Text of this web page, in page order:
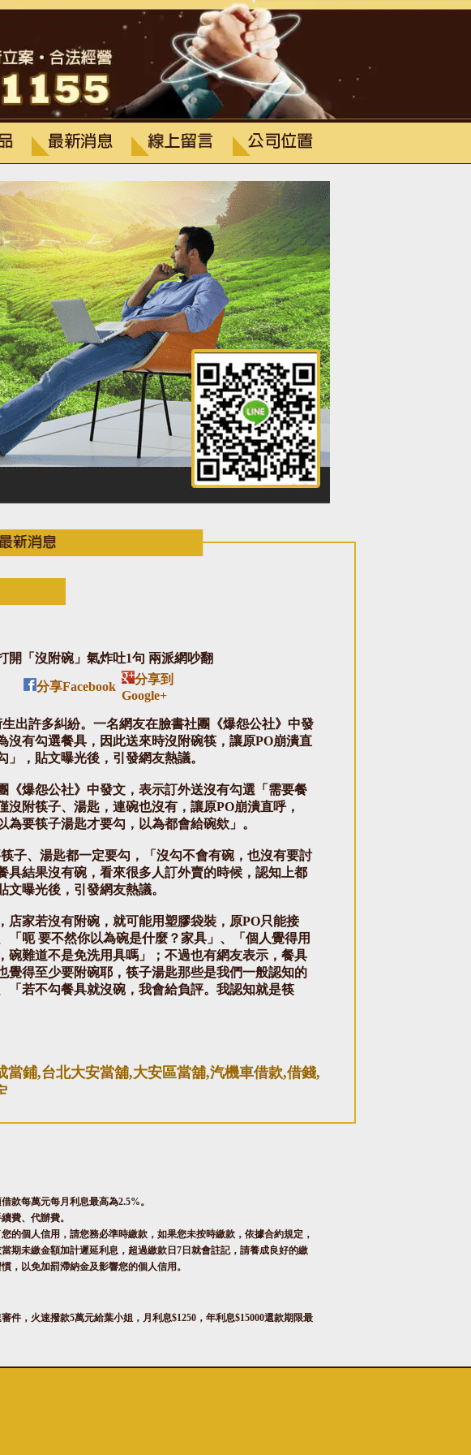
開「沒附碗」氣炸吐1句 兩派網吵翻
分享Facebook
分享到
Google+
出許多糾紛。一名網友在臉書社團《爆怨公社》中發
沒有勾選餐具，因此送來時沒附碗筷，讓原PO崩潰直
」，貼文曝光後，引發網友熱議。
《爆怨公社》中發文，表示訂外送沒有勾選「需要餐
沒附筷子、湯匙，連碗也沒有，讓原PO崩潰直呼，
為要筷子湯匙才要勾，以為都會給碗欸」。
子、湯匙都一定要勾，「沒勾不會有碗，也沒有要討
具結果沒有碗，看來很多人訂外賣的時候，認知上都
曝光後，引發網友熱議。
店家若沒有附碗，就可能用塑膠袋裝，原PO只能接
「呃 要不然你以為碗是什麼？家具」、「個人覺得用
碗難道不是免洗用具嗎」；不過也有網友表示，餐具
覺得至少要附碗耶，筷子湯匙那些是我們一般認知的
「若不勾餐具就沒碗，我會給負評。我認知就是筷
當鋪,台北大安當舖,大安區當舖,汽機車借款,借錢,
回到首頁 回上一頁
款每萬元每月利息最高為2.5%。
費、代辦費。
的個人信用，請您務必準時繳款，如果您未按時繳款，依據合約規定，
期未繳金額加計遲延利息，超過繳款日7日就會註記，請養成良好的繳
，以免加罰滯納金及影響您的個人信用。
，火速撥款5萬元給葉小姐，月利息$1250，年利息$15000還款期限最